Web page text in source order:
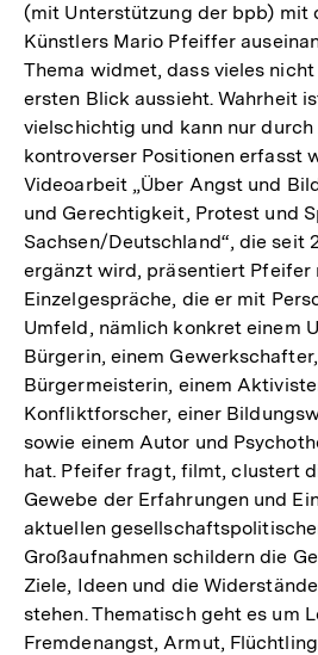
(mit Unterstützung der bpb) mit
Künstlers Mario Pfeiffer
Thema widmet, dass vieles
ersten Blick aussieht. Wahrheit
vielschichtig und kann nur
kontroverser Positionen erfasst
Videoarbeit „Über Angst und
und Gerechtigkeit, Protest und
Sachsen/Deutschland“, die seit
ergänzt wird, präsentiert Pfeifer
Einzelgespräche, die er mit
Umfeld, nämlich konkret einem
Bürgerin, einem
Bürgermeisterin, einem
Konfliktforscher, einer
sowie einem Autor und
hat. Pfeifer fragt, filmt, clustert
Gewebe der Erfahrungen und
aktuellen
Großaufnahmen schildern die
Ziele, Ideen und die
stehen. Thematisch geht es um
Fremdenangst, Armut,